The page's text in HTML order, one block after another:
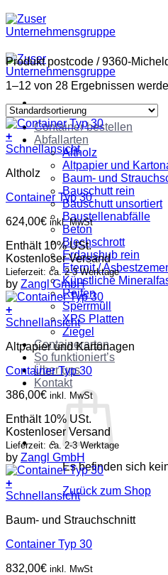
Zum
Inhalt
springen
Container bestellen
Abfallarten
Altholz
Altpapier und
Baum- und
Bauschutt rein
Bauschutt unsortiert
Baustellenabfälle
Beton
Blechschrott
Erdaushub rein
Eternit /
Künstliche
Reifen
Sperrmüll
XPS Platten
Ziegel
Containerarten
So funktioniert’s
Über uns
Kontakt
Es befinden sich
Zurück zum Shop
Produkt postcode /9360-
1–12 von 28 Ergebnissen
+
Schnellansicht
Altholz
Container Typ 30
624,00€ inkl. MwSt
Enthält 10% USt.
Kostenloser Versand
Lieferzeit: ca. 2-3 Werktage
by Zangl GmbH
+
Schnellansicht
Altpapier und Kartonagen
Container Typ 30
386,00€ inkl. MwSt
Enthält 10% USt.
Kostenloser Versand
Lieferzeit: ca. 2-3 Werktage
by Zangl GmbH
+
Schnellansicht
Baum- und Strauchschnitt
Container Typ 30
832,00€ inkl. MwSt